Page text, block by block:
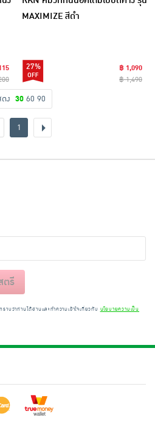
MAXIMIZE สีดำ
27%
฿ 1,090
฿ 1,490
ง 30 60 90
1
ตรี
าบว่าท่านได้อ่านและทำความเข้าใจเกี่ยวกับ นโยบายความเป็น